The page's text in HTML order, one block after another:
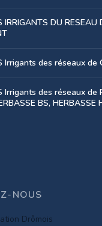
IRRIGANTS DU RESEAU
Irrigants des réseaux de
Irrigants des réseaux de
BS, HERBASSE
NOUS
Drômois